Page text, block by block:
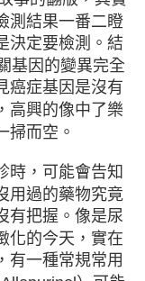
測結果一番二瞪
決定要檢測。結
基因的變異完全
癌症基因是沒有
高興的像中了樂
掃而空。
時，可能會告知
用過的藥物究竟
有把握。像是尿
化的今天，實在
有一種常規常用